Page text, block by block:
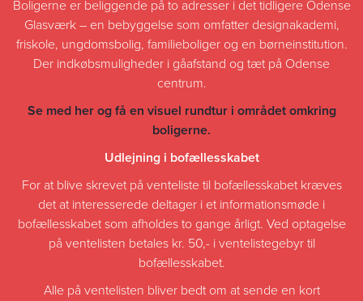
Boligerne er beliggende på to adresser i det tidligere Odense
Glasværk – en bebyggelse som omfatter designakademi,
friskole, ungdomsbolig, familieboliger og en børneinstitution.
Der indkøbsmuligheder i gåafstand og tæt på Odense
centrum.
Se med her og få en visuel rundtur i området omkring
boligerne.
Udlejning i bofællesskabet
For at blive skrevet på venteliste til bofællesskabet kræves
det at interesserede deltager i et informationsmøde i
bofællesskabet som afholdes to gange årligt. Ved optagelse
på ventelisten betales kr. 50,- i ventelistegebyr til
bofællesskabet.
Alle på ventelisten bliver bedt om at sende en kort